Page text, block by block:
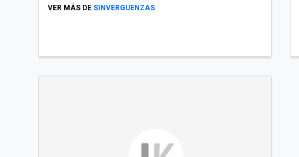
VER MÁS DE SINVERGUENZAS